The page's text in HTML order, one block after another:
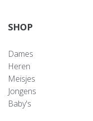
SHOP
Dames
Heren
Meisjes
Jongens
Baby's